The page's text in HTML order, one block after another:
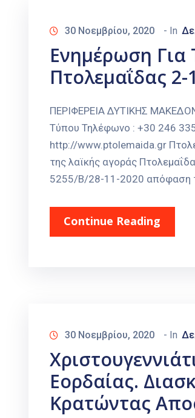
30 Νοεμβρίου, 2020 - In
Ενημέρωση Για
Πτολεμαΐδας 2-
ΠΕΡΙΦΕΡΕΙΑ ΔΥΤΙΚΗΣ
Τύπου Τηλέφωνο : +30 246
http://www.ptolemaida.gr
της λαϊκής αγοράς
5255/Β/28-11-2020 απόφαση
Continue Reading
30 Νοεμβρίου, 2020 - In
Εορδαίας.
Κρατώντας